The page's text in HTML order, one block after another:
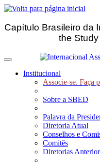
Capítulo Brasileiro da
the
Toggle navigation
Institucional
Associe-se. Faça
Sobre a SBED
Palavra da
Diretoria Atual
Conselhos e
Comitês
Diretorias